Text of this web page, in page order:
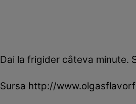
Dai la frigider câteva minute.
Sursa http://